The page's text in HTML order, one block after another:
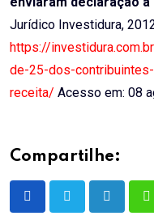
Jurídico Investidura,
https://
de-25-dos-
receita/ Acesso em: 08
Compartilhe:
LinkedIn